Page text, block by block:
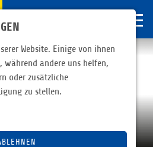
– unsere
Website. Einige von ihnen
während andere uns helfen,
oder zusätzliche
zu stellen.